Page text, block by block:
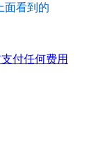
上面看到的
付任何费用